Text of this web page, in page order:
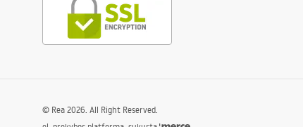
© Rea 2026. All Right Reserved.